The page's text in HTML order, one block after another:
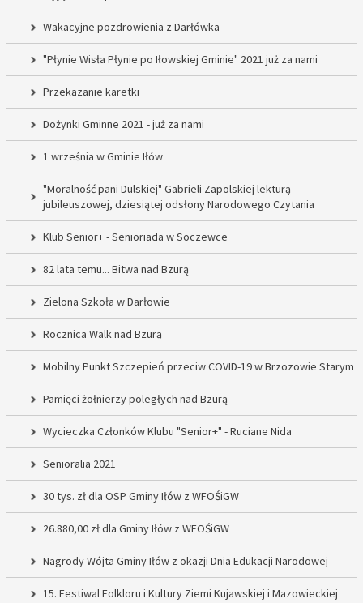
Wakacyjne pozdrowienia z Darłówka
"Płynie Wisła Płynie po Iłowskiej Gminie" 2021 już za nami
Przekazanie karetki
Dożynki Gminne 2021 - już za nami
1 września w Gminie Iłów
"Moralność pani Dulskiej" Gabrieli Zapolskiej lekturą
jubileuszowej, dziesiątej odsłony Narodowego Czytania
Klub Senior+ - Senioriada w Soczewce
82 lata temu... Bitwa nad Bzurą
Zielona Szkoła w Darłowie
Rocznica Walk nad Bzurą
Mobilny Punkt Szczepień przeciw COVID-19 w Brzozowie Starym
Pamięci żołnierzy poległych nad Bzurą
Wycieczka Członków Klubu "Senior+" - Ruciane Nida
Senioralia 2021
30 tys. zł dla OSP Gminy Iłów z WFOŚiGW
26.880,00 zł dla Gminy Iłów z WFOŚiGW
Nagrody Wójta Gminy Iłów z okazji Dnia Edukacji Narodowej
15. Festiwal Folkloru i Kultury Ziemi Kujawskiej i Mazowieckiej